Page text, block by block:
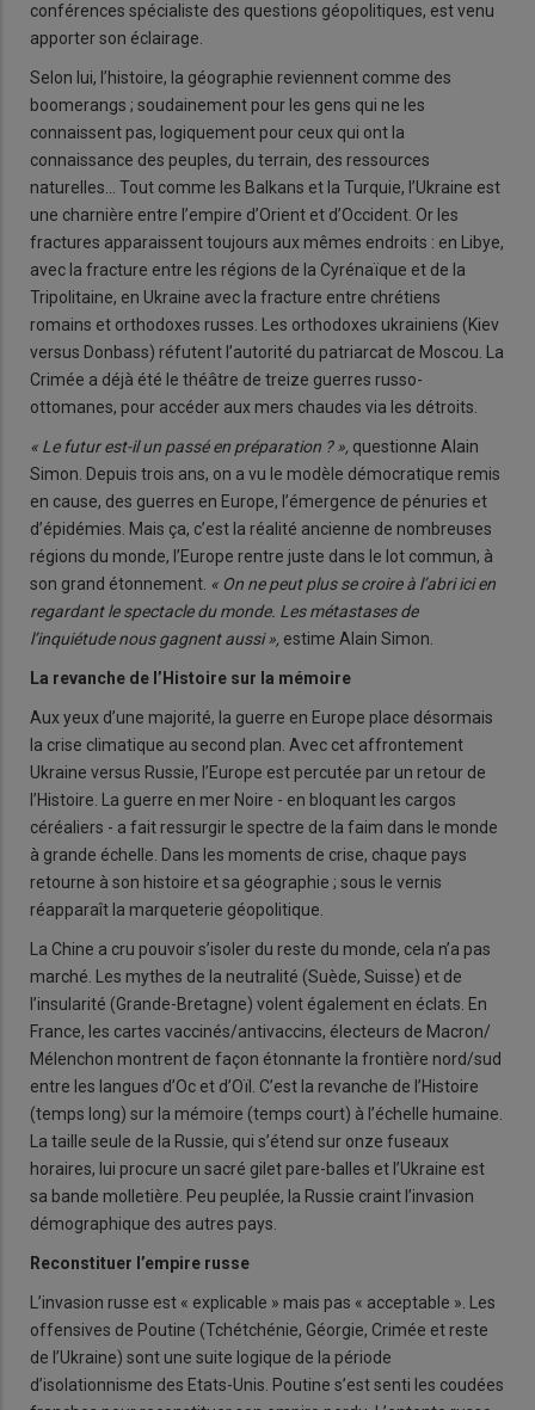
conférences spécialiste des questions géopolitiques, est venu
apporter son éclairage.
Selon lui, l’histoire, la géographie reviennent comme des
boomerangs ; soudainement pour les gens qui ne les
connaissent pas, logiquement pour ceux qui ont la
connaissance des peuples, du terrain, des ressources
naturelles... Tout comme les Balkans et la Turquie, l’Ukraine est
une charnière entre l’empire d’Orient et d’Occident. Or les
fractures apparaissent toujours aux mêmes endroits : en Libye,
avec la fracture entre les régions de la Cyrénaïque et de la
Tripolitaine, en Ukraine avec la fracture entre chrétiens
romains et orthodoxes russes. Les orthodoxes ukrainiens (Kiev
versus Donbass) réfutent l’autorité du patriarcat de Moscou. La
Crimée a déjà été le théâtre de treize guerres russo-
ottomanes, pour accéder aux mers chaudes via les détroits.
« Le futur est-il un passé en préparation ? », questionne Alain
Simon. Depuis trois ans, on a vu le modèle démocratique remis
en cause, des guerres en Europe, l’émergence de pénuries et
d’épidémies. Mais ça, c’est la réalité ancienne de nombreuses
régions du monde, l’Europe rentre juste dans le lot commun, à
son grand étonnement. « On ne peut plus se croire à l’abri ici en
regardant le spectacle du monde. Les métastases de
l’inquiétude nous gagnent aussi », estime Alain Simon.
La revanche de l’Histoire sur la mémoire
Aux yeux d’une majorité, la guerre en Europe place désormais
la crise climatique au second plan. Avec cet affrontement
Ukraine versus Russie, l’Europe est percutée par un retour de
l’Histoire. La guerre en mer Noire - en bloquant les cargos
céréaliers - a fait ressurgir le spectre de la faim dans le monde
à grande échelle. Dans les moments de crise, chaque pays
retourne à son histoire et sa géographie ; sous le vernis
réapparaît la marqueterie géopolitique.
La Chine a cru pouvoir s’isoler du reste du monde, cela n’a pas
marché. Les mythes de la neutralité (Suède, Suisse) et de
l’insularité (Grande-Bretagne) volent également en éclats. En
France, les cartes vaccinés/antivaccins, électeurs de Macron/
Mélenchon montrent de façon étonnante la frontière nord/sud
entre les langues d’Oc et d’Oïl. C’est la revanche de l’Histoire
(temps long) sur la mémoire (temps court) à l’échelle humaine.
La taille seule de la Russie, qui s’étend sur onze fuseaux
horaires, lui procure un sacré gilet pare-balles et l’Ukraine est
sa bande molletière. Peu peuplée, la Russie craint l’invasion
démographique des autres pays.
Reconstituer l’empire russe
L’invasion russe est « explicable » mais pas « acceptable ». Les
offensives de Poutine (Tchétchénie, Géorgie, Crimée et reste
de l’Ukraine) sont une suite logique de la période
d’isolationnisme des Etats-Unis. Poutine s’est senti les coudées